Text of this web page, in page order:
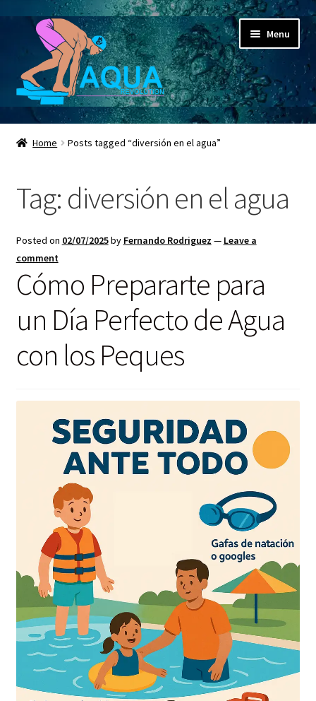
Skip
navigation
Skip
content
Menu
Aqua Revolution
Expand
menu
Espacio Educativo
Social Media
Contactanos ahora
Home Posts tagged “diversión en el agua”
Tag: diversión en el agua
Posted on 02/07/2025by Fernando Rodriguez — Leave a
comment
Cómo Prepararte para
un Día Perfecto de Agua
con los Peques